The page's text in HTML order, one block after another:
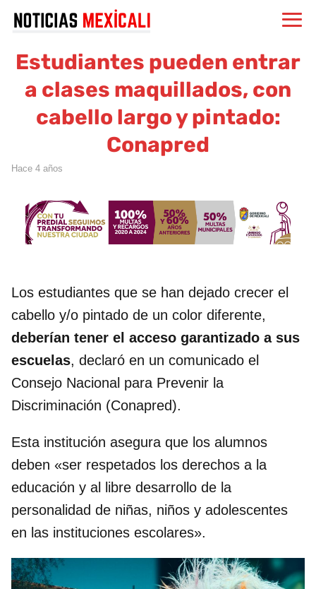
Estudiantes pueden entrar
a clases maquillados, con
cabello largo y pintado:
Conapred
hace 4 años
Los estudiantes que se han dejado crecer el
cabello y/o pintado de un color diferente,
deberían tener el acceso garantizado a sus
escuelas, declaró en un comunicado el
Consejo Nacional para Prevenir la
Discriminación (Conapred).
Esta institución asegura que los alumnos
deben «ser respetados los derechos a la
educación y al libre desarrollo de la
personalidad de niñas, niños y adolescentes
en las instituciones escolares».